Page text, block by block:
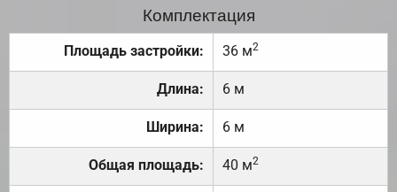
Комплектация
Площадь застройки: 36 м2
Длина: 6 м
Ширина: 6 м
Общая площадь: 40 м2